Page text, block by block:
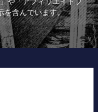
を含んでいます。